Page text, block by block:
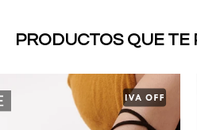
PRODUCTOS QUE TE